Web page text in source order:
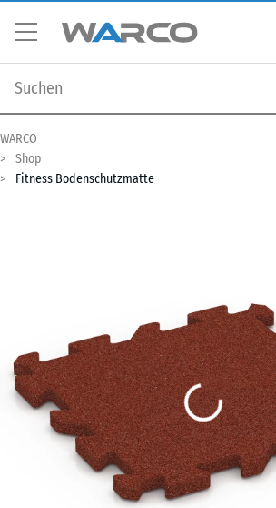
WARCO
Shop
Fitness Bodenschutzmatte